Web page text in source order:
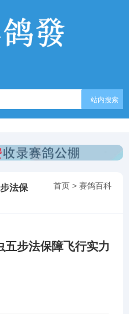
站内搜索
首页 > 赛鸽百科
法保
五步法保障飞行实力